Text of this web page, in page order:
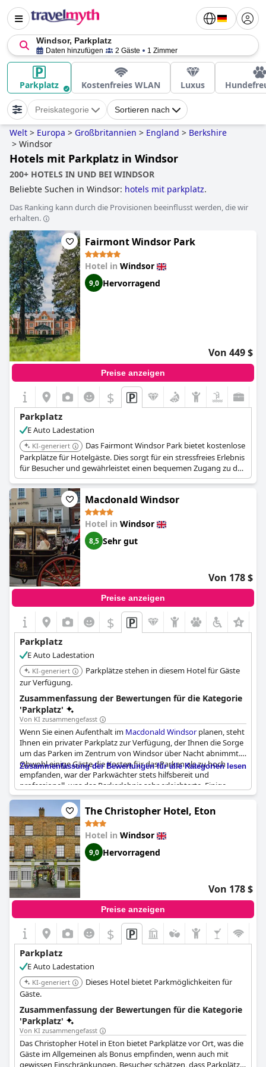
Windsor, Parkplatz
Daten hinzufügen 2 Gäste 1 Zimmer
Parkplatz Kostenfreies WLAN Luxus
Preiskategorie Sortieren nach
Welt > Europa > Großbritannien > England > Berkshire
> Windsor
Hotels mit Parkplatz in Windsor
200+ HOTELS IN UND BEI WINDSOR
Beliebte Suchen in Windsor: hotels mit parkplatz.
Das Ranking kann durch die Provisionen beeinflusst werden, die wir
erhalten.
Fairmont Windsor Park
Hotel in Windsor
9,0 Hervorragend
Von 449 $
Preise anzeigen
$
Parkplatz
E Auto Ladestation
KI-generiert
Das Fairmont Windsor Park bietet kostenlose
Parkplätze für Hotelgäste. Dies sorgt für ein stressfreies Erlebnis
für Besucher und gewährleistet einen bequemen Zugang zu den
Annehmlichkeiten des Luxushotels.
Macdonald Windsor
Hotel in Windsor
8,5 Sehr gut
Von 178 $
Preise anzeigen
$
Parkplatz
E Auto Ladestation
KI-generiert
Parkplätze stehen in diesem Hotel für Gäste
zur Verfügung.
Zusammenfassung der Bewertungen für die Kategorie
'Parkplatz'
Von KI zusammengefasst
Wenn Sie einen Aufenthalt im Macdonald Windsorplanen, steht
Ihnen ein privater Parkplatz zur Verfügung, der Ihnen die Sorge
um das Parken im Zentrum von Windsor über Nacht abnimmt.
Obwohl einige Gäste die Kosten für das Parken als zu hoch
empfanden, war der Parkwächter stets hilfsbereit und
professionell, was das Parkerlebnis sehr erleichterte. Einige
Gäste empfanden den Parkplatz auch als etwas eng, aber die
Tatsache, dass das Auto sicher verschlossen war, war
beruhigend. Die zentrale Lage des Hotels ist ein Vorteil, und es
gibt in der Umgebung viele Sehenswürdigkeiten zu entdecken.
Obwohl es einige Beschwerden über die Kosten des Parkplatzes
und die Diskrepanzen bei den angegebenen Preisen gab, ist es
eine nützliche Option für diejenigen, die sich für das Auto
entscheiden. Alles in allem ist der Privatparkplatz des
Macdonald Windsor
im Zentrum von Windsor benötigen und es Ihnen nichts
ausmacht, ein wenig mehr auszugeben.
Zusammenfassung der Bewertungen für alle Kategorien lesen
The Christopher Hotel, Eton
Hotel in Windsor
9,0 Hervorragend
Von 178 $
Preise anzeigen
$
Parkplatz
E Auto Ladestation
KI-generiert
Dieses Hotel bietet Parkmöglichkeiten für
Gäste.
Zusammenfassung der Bewertungen für die Kategorie
'Parkplatz'
Von KI zusammengefasst
Das Christopher Hotel in Eton bietet Parkplätze vor Ort, was die
Gäste im Allgemeinen als Bonus empfinden, wenn auch mit
gewissen Einschränkungen. Besucher schätzen, dass Parkplätze